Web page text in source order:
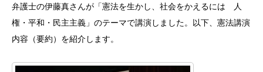
弁護士の伊藤真さんが「憲法を生かし、社会をかえるには 人
権・平和・民主主義」のテーマで講演しました。以下、憲法講演
内容（要約）を紹介します。